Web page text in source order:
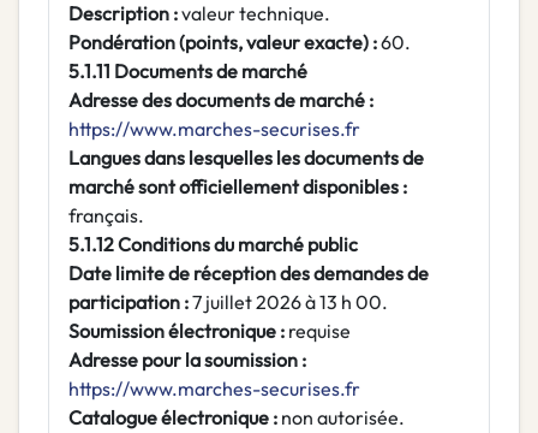
Description :valeur technique.
Pondération (points, valeur exacte) :60.
5.1.11 Documents de marché
Adresse des documents de marché :
https://www.marches-securises.fr
Langues dans lesquelles les documents de
marché sont officiellement disponibles :
français.
5.1.12 Conditions du marché public
Date limite de réception des demandes de
participation :7 juillet 2026 à 13 h 00.
Soumission électronique : requise
Adresse pour la soumission :
https://www.marches-securises.fr
Catalogue électronique : non autorisée.